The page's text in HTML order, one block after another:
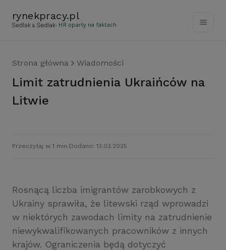
rynekpracy.pl
- HR oparty na faktach
Strona główna Wiadomości
Limit zatrudnienia Ukraińców na
Litwie
Przeczytaj w 1 min. Dodano: 13.03.2025
Rosnącą liczba imigrantów zarobkowych z
Ukrainy sprawiła, że litewski rząd wprowadzi
w niektórych zawodach limity na zatrudnienie
niewykwalifikowanych pracowników z innych
krajów. Ograniczenia będą dotyczyć